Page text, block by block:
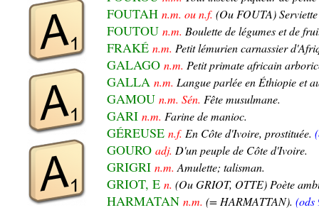
FOUTAH n.m. ou n.f. (Ou FOUTA)
FOUTOU n.m. Boulette de légumes et de
FRAKÉ n.m. Petit lémurien carnassier
GALAGO n.m. Petit primate africain
GALLA n.m. Langue parlée en Éthiopie et
GAMOU n.m. Sén. Fête musulmane.
GARI n.m. Farine de manioc.
GÉREUSE n.f. En Côte d'Ivoire, prostituée.
GOURO adj. D'un peuple de Côte d'Ivoire.
GRIGRI n.m. Amulette; talisman.
GRIOT, E n. (Ou GRIOT, OTTE) Poète
HARMATAN n.m. (= HARMATTAN). (ods